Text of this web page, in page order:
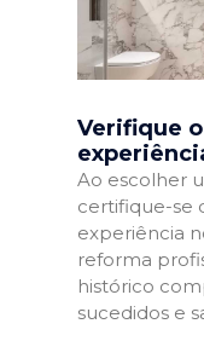
Verifique
Ao escolher
certifique-se
experiência
reforma
histórico
sucedidos e